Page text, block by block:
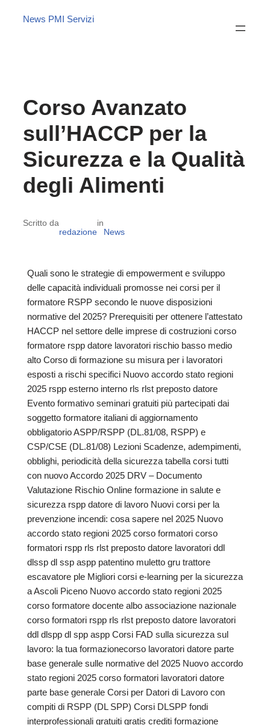
News PMI Servizi
Corso Avanzato
sull’HACCP per la
Sicurezza e la Qualità
degli Alimenti
Scritto da
redazione
in
News
Quali sono le strategie di empowerment e sviluppo
delle capacità individuali promosse nei corsi per il
formatore RSPP secondo le nuove disposizioni
normative del 2025? Prerequisiti per ottenere l’attestato
HACCP nel settore delle imprese di costruzioni corso
formatore rspp datore lavoratori rischio basso medio
alto Corso di formazione su misura per i lavoratori
esposti a rischi specifici Nuovo accordo stato regioni
2025 rspp esterno interno rls rlst preposto datore
Evento formativo seminari gratuiti più partecipati dai
soggetto formatore italiani di aggiornamento
obbligatorio ASPP/RSPP (DL.81/08, RSPP) e
CSP/CSE (DL.81/08) Lezioni Scadenze, adempimenti,
obblighi, periodicità della sicurezza tabella corsi tutti
con nuovo Accordo 2025 DRV – Documento
Valutazione Rischio Online formazione in salute e
sicurezza rspp datore di lavoro Nuovi corsi per la
prevenzione incendi: cosa sapere nel 2025 Nuovo
accordo stato regioni 2025 corso formatori corso
formatori rspp rls rlst preposto datore lavoratori ddl
dlssp dl ssp aspp patentino muletto gru trattore
escavatore ple Migliori corsi e-learning per la sicurezza
a Ascoli Piceno Nuovo accordo stato regioni 2025
corso formatore docente albo associazione nazionale
corso formatori rspp rls rlst preposto datore lavoratori
ddl dlspp dl spp aspp Corsi FAD sulla sicurezza sul
lavoro: la tua formazionecorso lavoratori datore parte
base generale sulle normative del 2025 Nuovo accordo
stato regioni 2025 corso formatori lavoratori datore
parte base generale Corsi per Datori di Lavoro con
compiti di RSPP (DL SPP) Corsi DLSPP fondi
interprofessionali gratuiti gratis crediti formazione